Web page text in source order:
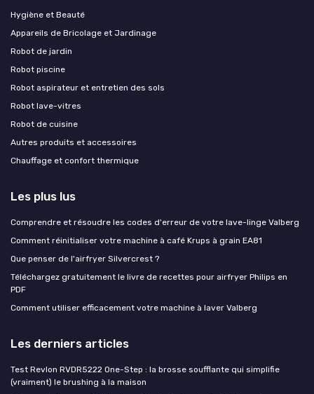
Hygiène et Beauté
Appareils de Bricolage et Jardinage
Robot de jardin
Robot piscine
Robot aspirateur et entretien des sols
Robot lave-vitres
Robot de cuisine
Autres produits et accessoires
Chauffage et confort thermique
Les plus lus
Comprendre et résoudre les codes d'erreur de votre lave-linge Valberg
Comment réinitialiser votre machine à café Krups à grain EA81
Que penser de l'airfryer Silvercrest ?
Téléchargez gratuitement le livre de recettes pour airfryer Philips en
PDF
Comment utiliser efficacement votre machine à laver Valberg
Les derniers articles
Test Revlon RVDR5222 One-Step : la brosse soufflante qui simplifie
(vraiment) le brushing à la maison